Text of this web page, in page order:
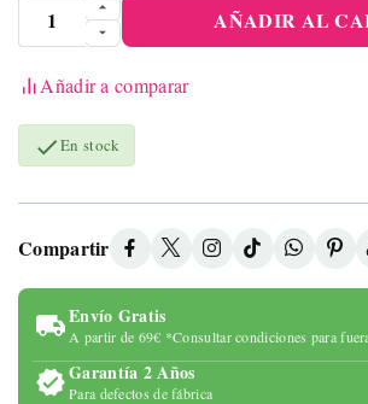
AÑADIR AL
Añadir a comparar
En stock
Compartir
Envío Gratis
A partir de 69€ *Consultar condiciones para
Garantía 2 Años
Para defectos de fábrica